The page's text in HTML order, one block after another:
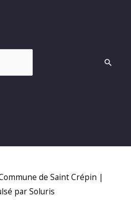
de Saint Crépin |
par Soluris